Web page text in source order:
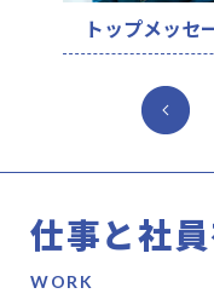
トップメッセ
仕事と社